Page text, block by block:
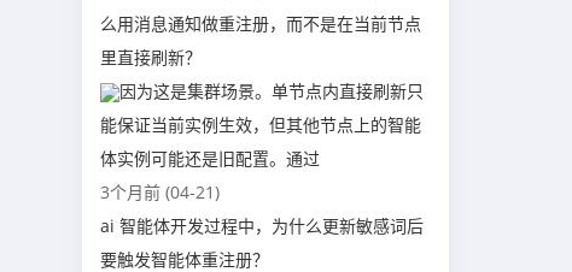
么用消息通知做重注册，而不是在当前节点
里直接刷新？
因为这是集群场景。单节点内直接刷新只
能保证当前实例生效，但其他节点上的智能
体实例可能还是旧配置。通过
3个月前 (04-21)
ai 智能体开发过程中，为什么更新敏感词后
要触发智能体重注册？